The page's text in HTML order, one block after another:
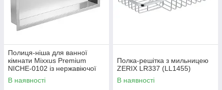
Полиця-ніша для ванної
кімнати Mixxus Premium
NICHE-0102 із нержавіючої
сталі SUS304 (MI6679)
В наявності
Полка-решітка з мильницею
ZERIX LR337 (LL1455)
В наявності